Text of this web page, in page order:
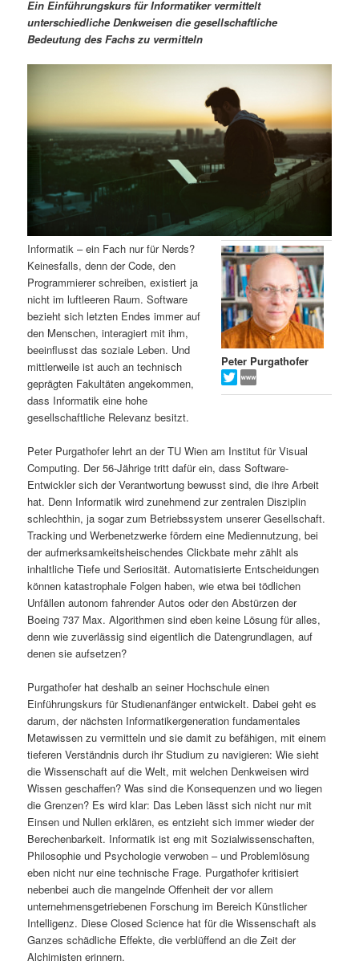
ä
r
n
n
l
t
s
p
r
i
n
g
e
n
n
d
r
n
h
a
l
t
s
p
r
i
n
g
e
n
n
a
v
i
o
Ein Einführungskurs für Informatiker vermittelt
unterschiedliche Denkweisen die gesellschaftliche
Bedeutung des Fachs zu vermitteln
Peter Purgathofer
Informatik – ein Fach nur für Nerds?
Keinesfalls, denn der Code, den
Programmierer schreiben, existiert ja
nicht im luftleeren Raum. Software
bezieht sich letzten Endes immer auf
den Menschen, interagiert mit ihm,
beeinflusst das soziale Leben. Und
mittlerweile ist auch an technisch
geprägten Fakultäten angekommen,
dass Informatik eine hohe
gesellschaftliche Relevanz besitzt.
Peter Purgathofer lehrt an der TU Wien am Institut für Visual
Computing. Der 56-Jährige tritt dafür ein, dass Software-
Entwickler sich der Verantwortung bewusst sind, die ihre Arbeit
hat. Denn Informatik wird zunehmend zur zentralen Disziplin
schlechthin, ja sogar zum Betriebssystem unserer Gesellschaft.
Tracking und Werbenetzwerke fördern eine Mediennutzung, bei
der aufmerksamkeitsheischendes Clickbate mehr zählt als
inhaltliche Tiefe und Seriosität. Automatisierte Entscheidungen
können katastrophale Folgen haben, wie etwa bei tödlichen
Unfällen autonom fahrender Autos oder den Abstürzen der
Boeing 737 Max. Algorithmen sind eben keine Lösung für alles,
denn wie zuverlässig sind eigentlich die Datengrundlagen, auf
denen sie aufsetzen?
Purgathofer hat deshalb an seiner Hochschule einen
Einführungskurs für Studienanfänger entwickelt. Dabei geht es
darum, der nächsten Informatikergeneration fundamentales
Metawissen zu vermitteln und sie damit zu befähigen, mit einem
tieferen Verständnis durch ihr Studium zu navigieren: Wie sieht
die Wissenschaft auf die Welt, mit welchen Denkweisen wird
Wissen geschaffen? Was sind die Konsequenzen und wo liegen
die Grenzen? Es wird klar: Das Leben lässt sich nicht nur mit
Einsen und Nullen erklären, es entzieht sich immer wieder der
Berechenbarkeit. Informatik ist eng mit Sozialwissenschaften,
Philosophie und Psychologie verwoben – und Problemlösung
eben nicht nur eine technische Frage. Purgathofer kritisiert
nebenbei auch die mangelnde Offenheit der vor allem
unternehmensgetriebenen Forschung im Bereich Künstlicher
Intelligenz. Diese Closed Science hat für die Wissenschaft als
Ganzes schädliche Effekte, die verblüffend an die Zeit der
Alchimisten erinnern.